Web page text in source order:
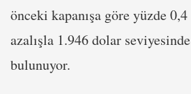
önceki kapanışa göre yüzde 0,4
azalışla 1.946 dolar seviyesinde
bulunuyor.